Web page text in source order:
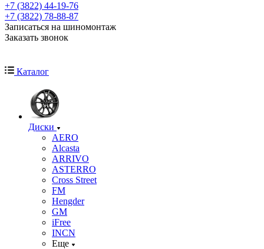
+7 (3822) 44-19-76
+7 (3822) 78-88-87
Записаться на шиномонтаж
Заказать звонок
Каталог
Диски
AERO
Alcasta
ARRIVO
ASTERRO
Cross Street
FM
Hengder
GM
iFree
INCN
Еще